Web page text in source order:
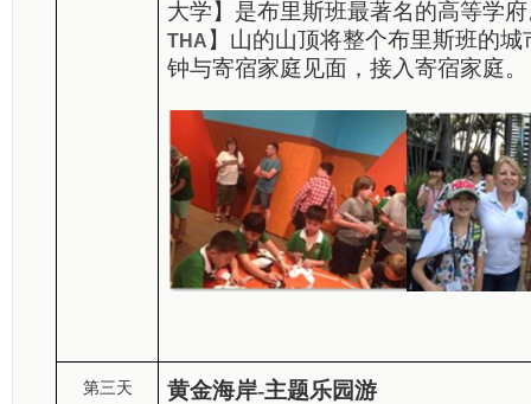
大学】是布里斯班最著名的高等学
THA 】山的山顶将整个布里斯班的
钟与寄宿家庭见面，接入寄宿家庭
第三天 黄金海岸-主题乐园游